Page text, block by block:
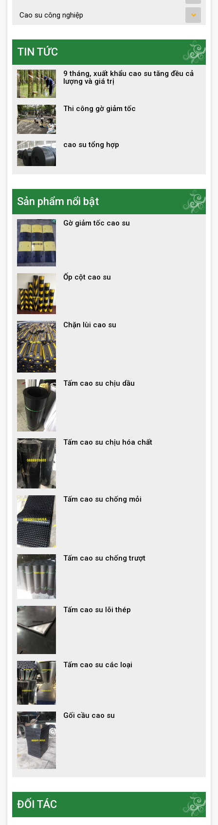
Cao su công nghiệp
TIN TỨC
9 tháng, xuất khẩu cao su tăng đều cả
lượng và giá trị
Thi công gờ giảm tốc
cao su tổng hợp
Sản phẩm nổi bật
Gờ giảm tốc cao su
Ốp cột cao su
Chặn lùi cao su
Tấm cao su chịu dầu
Tấm cao su chịu hóa chất
Tấm cao su chống mỏi
Tấm cao su chống trượt
Tấm cao su lõi thép
Tấm cao su các loại
Gối cầu cao su
ĐỐI TÁC